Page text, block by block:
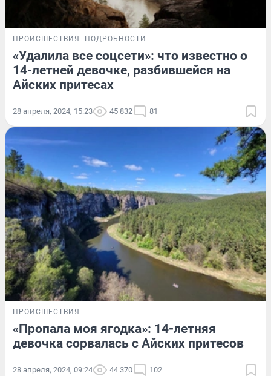
ПРОИСШЕСТВИЯ ПОДРОБНОСТИ
«Удалила все соцсети»: что известно о
14-летней девочке, разбившейся на
Айских притесах
28 апреля, 2024, 15:23 45 832 81
ПРОИСШЕСТВИЯ
«Пропала моя ягодка»: 14-летняя
девочка сорвалась с Айских притесов
28 апреля, 2024, 09:24 44 370 102